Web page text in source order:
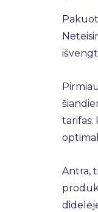
tarifas.
Antra,